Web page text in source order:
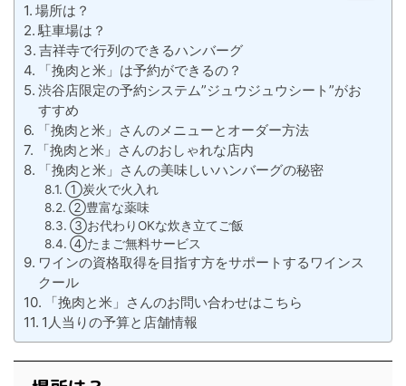
場所は？
駐車場は？
吉祥寺で行列のできるハンバーグ
「挽肉と米」は予約ができるの？
渋谷店限定の予約システム”ジュウジュウシート”がお
すすめ
「挽肉と米」さんのメニューとオーダー方法
「挽肉と米」さんのおしゃれな店内
「挽肉と米」さんの美味しいハンバーグの秘密
①炭火で火入れ
②豊富な薬味
③お代わりOKな炊き立てご飯
④たまご無料サービス
ワインの資格取得を目指す方をサポートするワインス
クール
「挽肉と米」さんのお問い合わせはこちら
1人当りの予算と店舗情報